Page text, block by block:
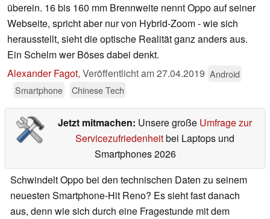
überein. 16 bis 160 mm Brennweite nennt Oppo auf seiner
Webseite, spricht aber nur von Hybrid-Zoom - wie sich
herausstellt, sieht die optische Realität ganz anders aus.
Ein Schelm wer Böses dabei denkt.
Alexander Fagot, Veröffentlicht am27.04.2019 Android
Smartphone
Chinese Tech
Jetzt mitmachen: Unsere große Umfrage zur
Servicezufriedenheitbei Laptops und
Smartphones 2026
Schwindelt Oppo bei den technischen Daten zu seinem
neuesten Smartphone-Hit Reno? Es sieht fast danach
aus, denn wie sich durch eine Fragestunde mit dem